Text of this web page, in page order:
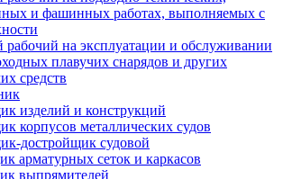
и фашинных работах, выполняемых с
рабочий на эксплуатации и обслуживании
плавучих снарядов и других
средств
изделий и конструкций
корпусов металлических судов
достройщик судовой
арматурных сеток и каркасов
выпрямителей